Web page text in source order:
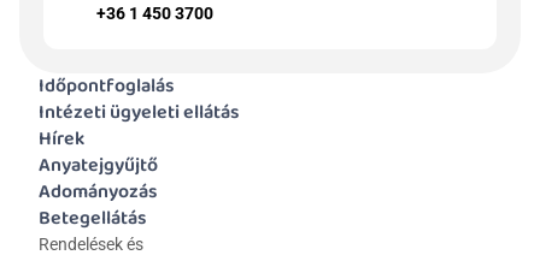
+36 1 450 3700
Időpontfoglalás
Intézeti ügyeleti ellátás
Hírek
Anyatejgyűjtő
Adományozás
Betegellátás
Rendelések és